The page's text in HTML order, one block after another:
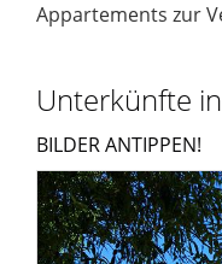
Appartements zur
Unterkünfte
BILDER ANTIPPEN!